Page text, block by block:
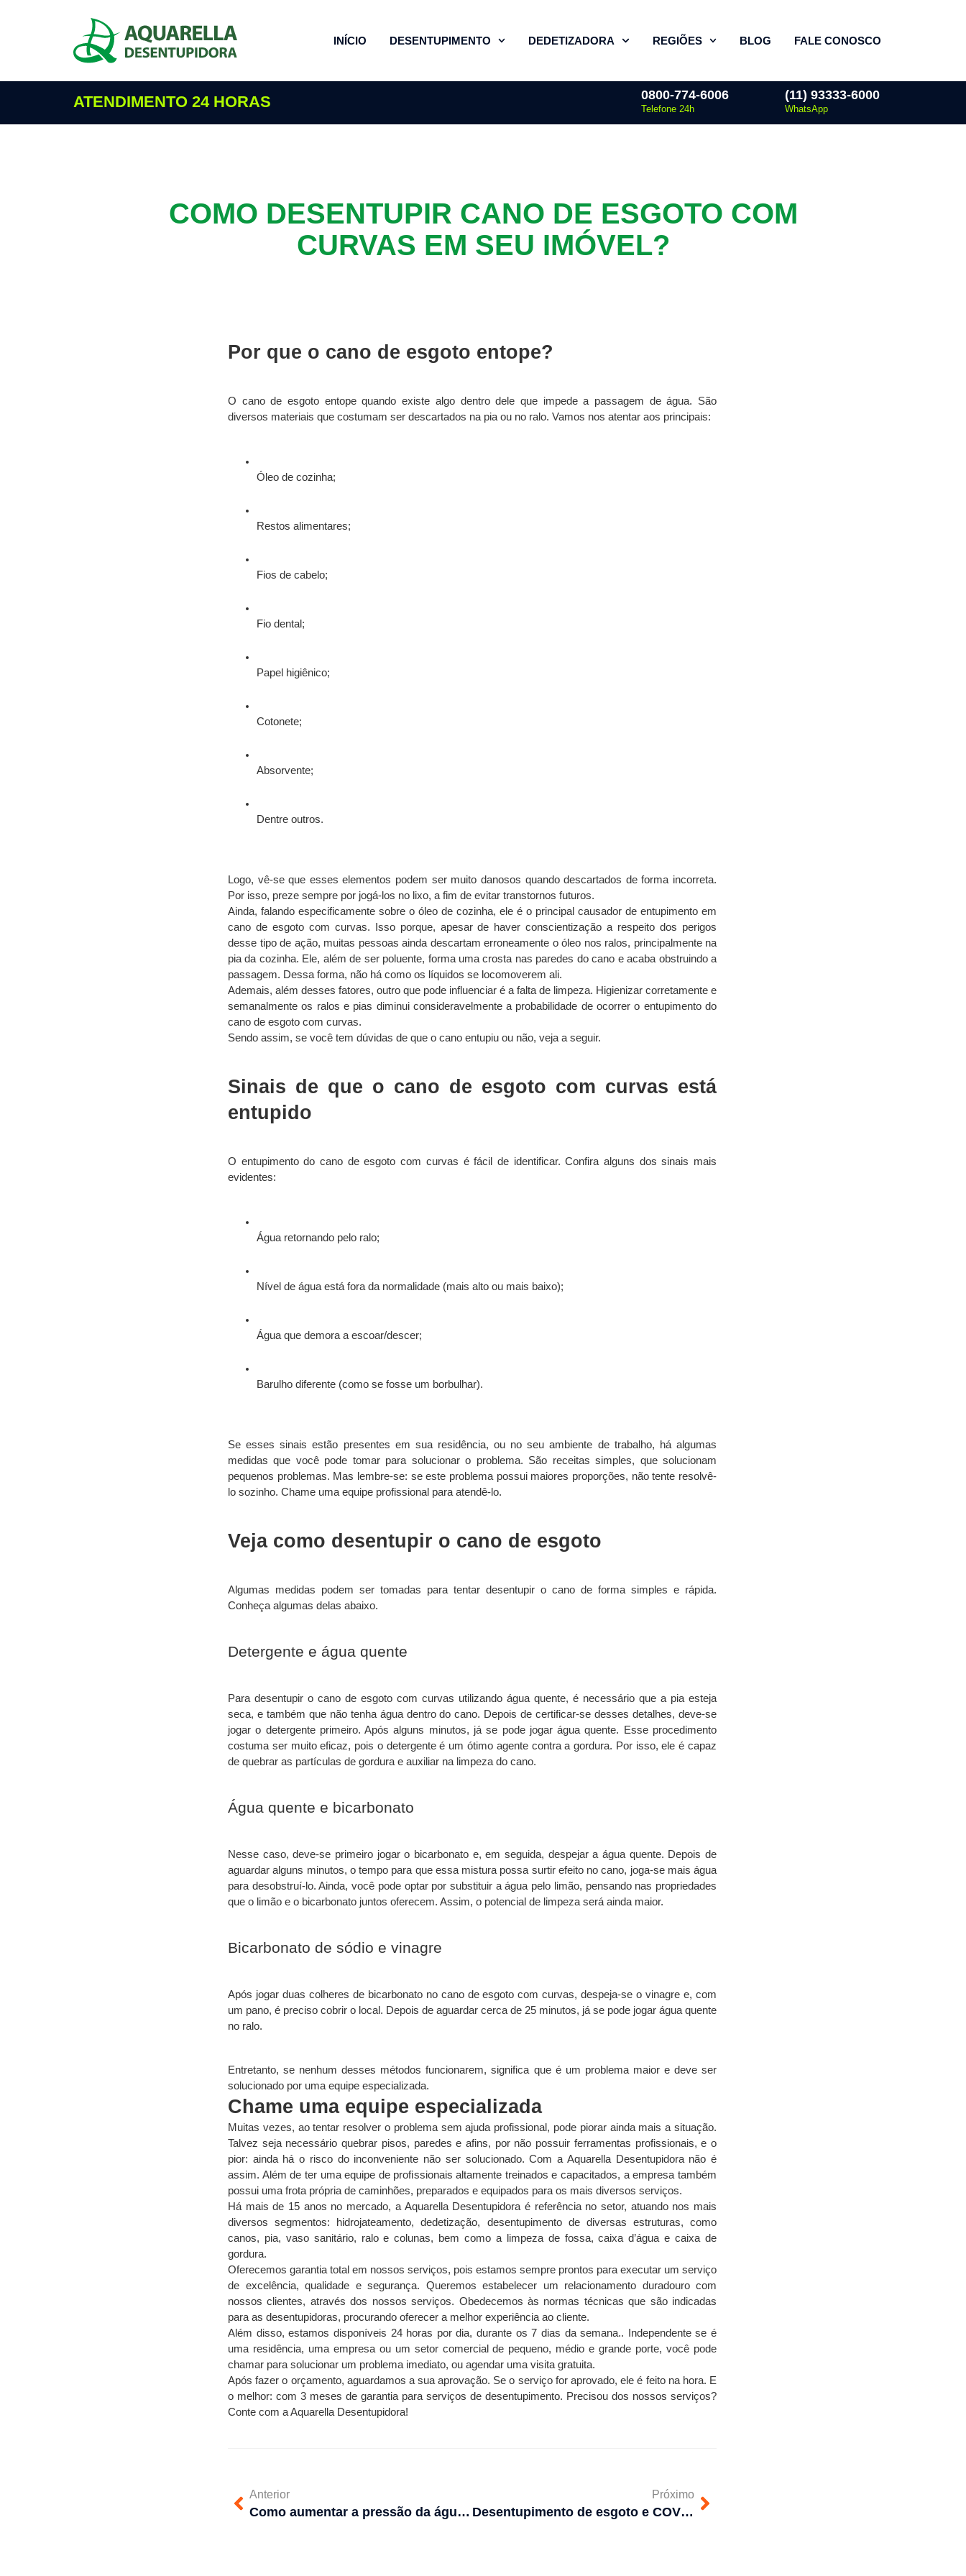
INÍCIO DESENTUPIMENTO DEDETIZADORA REGIÕES BLOG FALE CONOSCO
ATENDIMENTO 24 HORAS 0800-774-6006
Telefone 24h
(11) 93333-6000
WhatsApp
COMO DESENTUPIR CANO DE ESGOTO COM
CURVAS EM SEU IMÓVEL?
Por que o cano de esgoto entope?
O cano de esgoto entope quando existe algo dentro dele que impede a passagem de água. São
diversos materiais que costumam ser descartados na pia ou no ralo. Vamos nos atentar aos principais:
Óleo de cozinha;
Restos alimentares;
Fios de cabelo;
Fio dental;
Papel higiênico;
Cotonete;
Absorvente;
Dentre outros.
Logo, vê-se que esses elementos podem ser muito danosos quando descartados de forma incorreta.
Por isso, preze sempre por jogá-los no lixo, a fim de evitar transtornos futuros.
Ainda, falando especificamente sobre o óleo de cozinha, ele é o principal causador de entupimento em
cano de esgoto com curvas. Isso porque, apesar de haver conscientização a respeito dos perigos
desse tipo de ação, muitas pessoas ainda descartam erroneamente o óleo nos ralos, principalmente na
pia da cozinha. Ele, além de ser poluente, forma uma crosta nas paredes do cano e acaba obstruindo a
passagem. Dessa forma, não há como os líquidos se locomoverem ali.
Ademais, além desses fatores, outro que pode influenciar é a falta de limpeza. Higienizar corretamente e
semanalmente os ralos e pias diminui consideravelmente a probabilidade de ocorrer o entupimento do
cano de esgoto com curvas.
Sendo assim, se você tem dúvidas de que o cano entupiu ou não, veja a seguir.
Sinais de que o cano de esgoto com curvas está
entupido
O entupimento do cano de esgoto com curvas é fácil de identificar. Confira alguns dos sinais mais
evidentes:
Água retornando pelo ralo;
Nível de água está fora da normalidade (mais alto ou mais baixo);
Água que demora a escoar/descer;
Barulho diferente (como se fosse um borbulhar).
Se esses sinais estão presentes em sua residência, ou no seu ambiente de trabalho, há algumas
medidas que você pode tomar para solucionar o problema. São receitas simples, que solucionam
pequenos problemas. Mas lembre-se: se este problema possui maiores proporções, não tente resolvê-
lo sozinho. Chame uma equipe profissional para atendê-lo.
Veja como desentupir o cano de esgoto
Algumas medidas podem ser tomadas para tentar desentupir o cano de forma simples e rápida.
Conheça algumas delas abaixo.
Detergente e água quente
Para desentupir o cano de esgoto com curvas utilizando água quente, é necessário que a pia esteja
seca, e também que não tenha água dentro do cano. Depois de certificar-se desses detalhes, deve-se
jogar o detergente primeiro. Após alguns minutos, já se pode jogar água quente. Esse procedimento
costuma ser muito eficaz, pois o detergente é um ótimo agente contra a gordura. Por isso, ele é capaz
de quebrar as partículas de gordura e auxiliar na limpeza do cano.
Água quente e bicarbonato
Nesse caso, deve-se primeiro jogar o bicarbonato e, em seguida, despejar a água quente. Depois de
aguardar alguns minutos, o tempo para que essa mistura possa surtir efeito no cano, joga-se mais água
para desobstruí-lo. Ainda, você pode optar por substituir a água pelo limão, pensando nas propriedades
que o limão e o bicarbonato juntos oferecem. Assim, o potencial de limpeza será ainda maior.
Bicarbonato de sódio e vinagre
Após jogar duas colheres de bicarbonato no cano de esgoto com curvas, despeja-se o vinagre e, com
um pano, é preciso cobrir o local. Depois de aguardar cerca de 25 minutos, já se pode jogar água quente
no ralo.
Entretanto, se nenhum desses métodos funcionarem, significa que é um problema maior e deve ser
solucionado por uma equipe especializada.
Chame uma equipe especializada
Muitas vezes, ao tentar resolver o problema sem ajuda profissional, pode piorar ainda mais a situação.
Talvez seja necessário quebrar pisos, paredes e afins, por não possuir ferramentas profissionais, e o
pior: ainda há o risco do inconveniente não ser solucionado. Com a Aquarella Desentupidora não é
assim. Além de ter uma equipe de profissionais altamente treinados e capacitados, a empresa também
possui uma frota própria de caminhões, preparados e equipados para os mais diversos serviços.
Há mais de 15 anos no mercado, a Aquarella Desentupidora é referência no setor, atuando nos mais
diversos segmentos: hidrojateamento, dedetização, desentupimento de diversas estruturas, como
canos, pia, vaso sanitário, ralo e colunas, bem como a limpeza de fossa, caixa d’água e caixa de
gordura.
Oferecemos garantia total em nossos serviços, pois estamos sempre prontos para executar um serviço
de excelência, qualidade e segurança. Queremos estabelecer um relacionamento duradouro com
nossos clientes, através dos nossos serviços. Obedecemos às normas técnicas que são indicadas
para as desentupidoras, procurando oferecer a melhor experiência ao cliente.
Além disso, estamos disponíveis 24 horas por dia, durante os 7 dias da semana.. Independente se é
uma residência, uma empresa ou um setor comercial de pequeno, médio e grande porte, você pode
chamar para solucionar um problema imediato, ou agendar uma visita gratuita.
Após fazer o orçamento, aguardamos a sua aprovação. Se o serviço for aprovado, ele é feito na hora. E
o melhor: com 3 meses de garantia para serviços de desentupimento. Precisou dos nossos serviços?
Conte com a Aquarella Desentupidora!
Anterior
Como aumentar a pressão da água da descarga?
Próximo
Desentupimento de esgoto e COVID, qual a relação?